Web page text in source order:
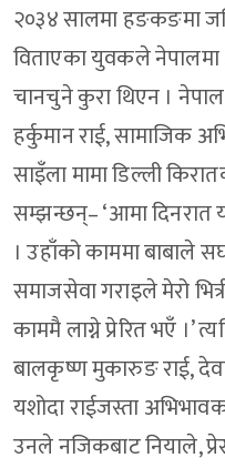
२०३४ सालमा हङकङमा
विताएका युवकले
चानचुने कुरा थिएन ।
हर्कुमान राई, सामाजिक
साइँला मामा डिल्ली
सम्झन्छन्– ‘आमा दिनरात
। उहाँको काममा बाबाले
समाजसेवा गराइले मेरो
काममै लाग्ने प्रेरित भएँ ।’
बालकृष्ण मुकारुङ राई,
यशोदा राईजस्ता
उनले नजिकबाट नियाले,